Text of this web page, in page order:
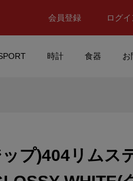
会員登録 ログイ
時計 食器 お
プ)404リムス